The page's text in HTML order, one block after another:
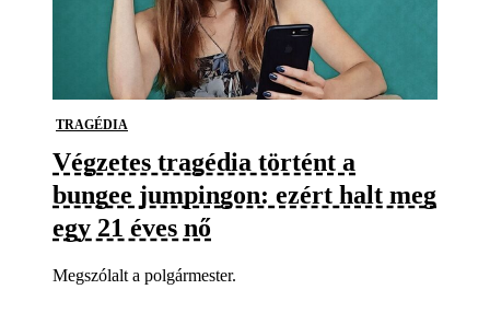
TRAGÉDIA
Végzetes tragédia történt a
bungee jumpingon: ezért halt meg
egy 21 éves nő
Megszólalt a polgármester.